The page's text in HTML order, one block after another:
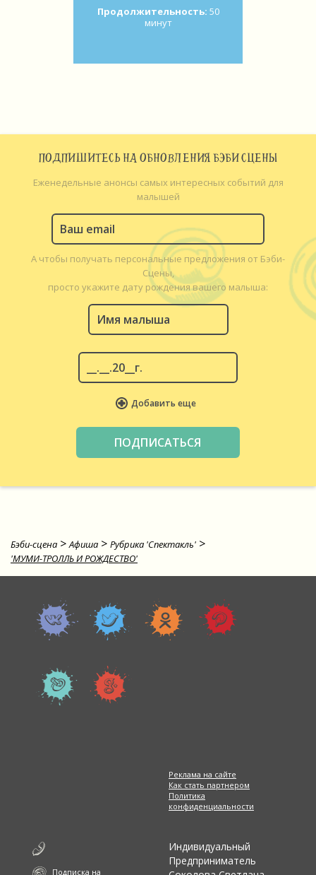
Продолжительность: 50
минут
ПОДПИШИТЕСЬ НА ОБНОВЛЕНИЯ БЭБИ СЦЕНЫ
Еженедельные анонсы самых интересных событий для
малышей
А чтобы получать персональные предложения от Бэби-
Сцены,
просто укажите дату рождения вашего малыша:
Добавить еще
Бэби-сцена >Афиша > Рубрика 'Спектакль' >
'МУМИ-ТРОЛЛЬ И РОЖДЕСТВО'
Реклама на сайте
Как стать партнером
Политика
конфиденциальности
Подписка на
Индивидуальный
Предприниматель